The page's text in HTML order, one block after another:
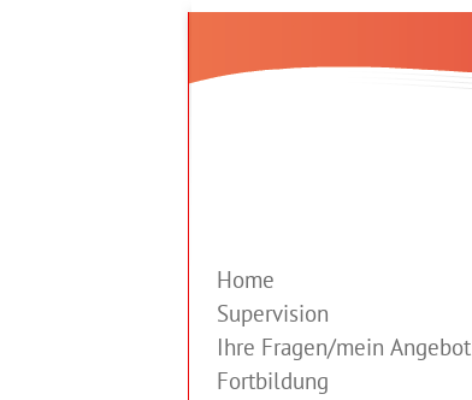
Home
Supervision
Ihre Fragen/mein Angebot
Fortbildung